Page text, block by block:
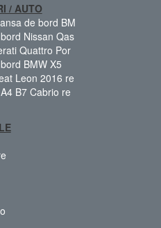
/ AUTO
de bord BM
Nissan Qas
Quattro Por
BMW X5
Leon 2016 re
B7 Cabrio re